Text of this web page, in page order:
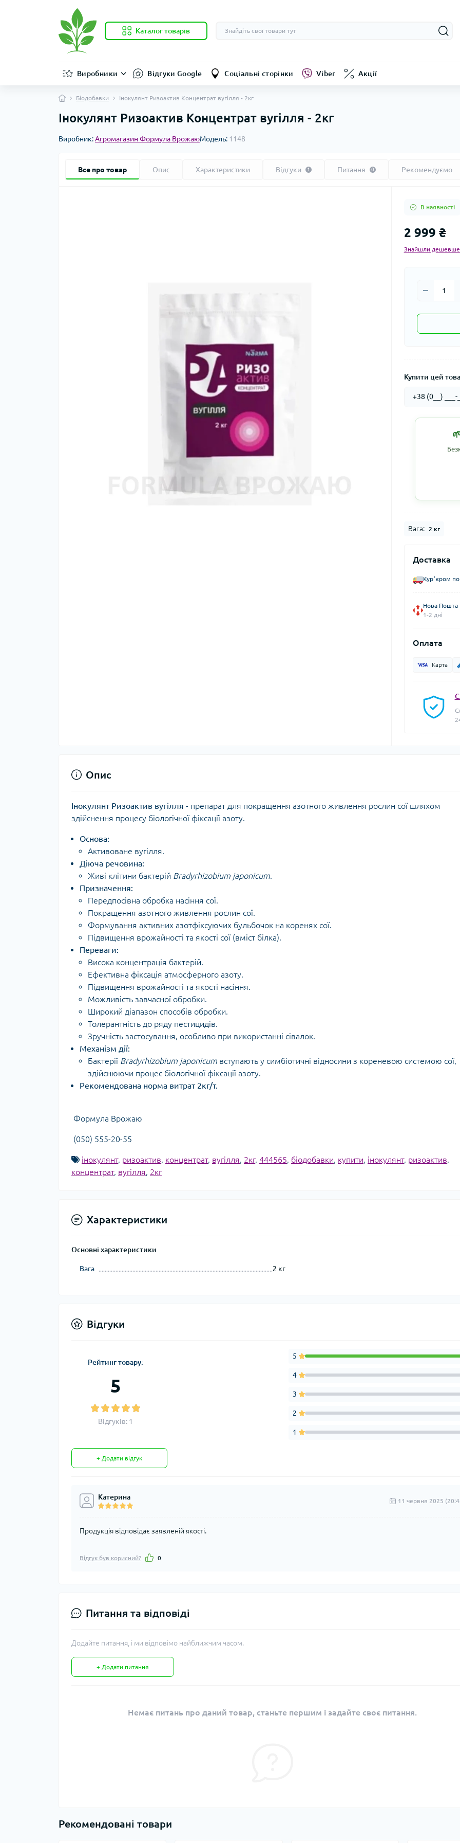
Каталог товарів
Виробники Відгуки Google Соціальні сторінки Viber Акції
Біодобавки Інокулянт Ризоактив Концентрат вугілля - 2кг
Інокулянт Ризоактив Концентрат вугілля - 2кг
Виробник:Агромагазин Формула ВрожаюМодель: 1148
Все про товар Опис Характеристики Відгуки 1 Питання 0 Рекомендуємо
В наявності
2 999 ₴
Знайшли
Купити цей
Вага: 2 кг
Доставка
Курʼєром по
Нова Пошта
1-2 дні
Оплата
Карта
Опис
Інокулянт Ризоактив вугілля - препарат для покращення азотного живлення рослин сої шляхом
здійснення процесу біологічної фіксації азоту.
Основа:
Активоване вугілля.
Діюча речовина:
Живі клітини бактерій Bradyrhizobium japonicum.
Призначення:
Передпосівна обробка насіння сої.
Покращення азотного живлення рослин сої.
Формування активних азотфіксуючих бульбочок на коренях сої.
Підвищення врожайності та якості сої (вміст білка).
Переваги:
Висока концентрація бактерій.
Ефективна фіксація атмосферного азоту.
Підвищення врожайності та якості насіння.
Можливість завчасної обробки.
Широкий діапазон способів обробки.
Толерантність до ряду пестицидів.
Зручність застосування, особливо при використанні сівалок.
Механізм дії:
Бактерії Bradyrhizobium japonicum вступають у симбіотичні відносини з кореневою системою сої,
здійснюючи процес біологічної фіксації азоту.
Рекомендована норма витрат 2кг/т.
Формула Врожаю
(050) 555-20-55
інокулянт, ризоактив, концентрат, вугілля, 2кг, 444565, біодобавки, купити, інокулянт, ризоактив,
концентрат, вугілля, 2кг
Характеристики
Основні характеристики
Вага 2 кг
Відгуки
Рейтинг товару:
5
Відгуків: 1
5
4
3
2
1
+ Додати відгук
Катерина 11 червня 2025
Продукція відповідає заявленій якості.
Відгук був корисний? 0
Питання та відповіді
Додайте питання, і ми відповімо найближчим часом.
+ Додати питання
Немає питань про даний товар, станьте першим і задайте своє питання.
Рекомендовані товари